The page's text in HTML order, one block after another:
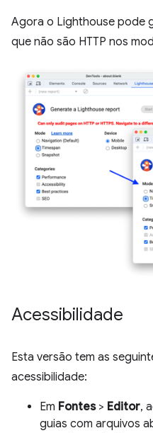
Agora o Lighthouse pode
que não são HTTP nos
Acessibilidade
Esta versão tem as
acessibilidade:
Em Fontes> Editor,
guias com arquivos